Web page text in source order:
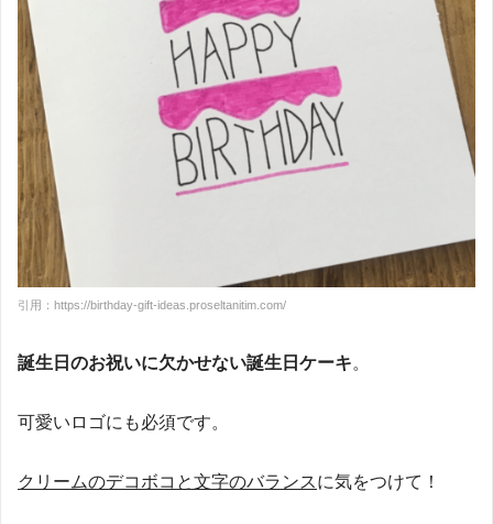
引用：https://birthday-gift-ideas.proseltanitim.com/
誕生日のお祝いに欠かせない誕生日ケーキ。
可愛いロゴにも必須です。
クリームのデコボコと文字のバランスに気をつけて！